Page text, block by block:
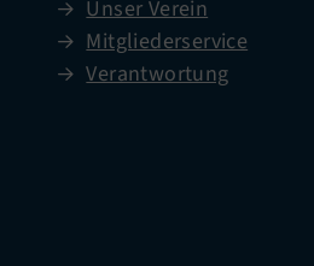
Unser Verein
Mitgliederservice
Verantwortung